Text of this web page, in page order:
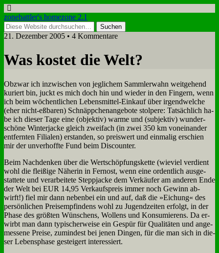
zonebattler's homezone 2.1
21. Dezember 2005 • 4 Kommentare
Was ko­stet die Welt?
Ob­zwar ich in­zwi­schen von jeg­li­chem Samm­ler­wahn weit­ge­hend
ku­riert bin, juckt es mich doch hin und wie­der in den Fin­gern, wenn
ich beim wö­chent­li­chen Le­bens­mit­tel-Ein­kauf über ir­gend­wel­che
(eher nicht-eß­ba­ren) Schnäpp­chen­an­ge­bo­te stol­pe­re: Tat­säch­lich ha­
be ich die­ser Ta­ge ei­ne (ob­jek­tiv) war­me und (sub­jek­tiv) wun­der­
schö­ne Win­ter­jacke gleich zwei­fach (in zwei 350 km von­ein­an­der
ent­fern­ten Fi­lia­len) er­stan­den, so preis­wert und ein­ma­lig er­schien
mir der un­ver­hoff­te Fund beim Dis­coun­ter.
Beim Nach­den­ken über die Wert­schöp­fungs­ket­te (wie­viel ver­dient
wohl die flei­ßi­ge Nä­he­rin in Fern­ost, wenn ei­ne or­dent­lich aus­ge­
stat­te­te und ver­ar­bei­te­te Stepp­jacke dem Ver­käu­fer am an­de­ren En­de
der Welt bei EUR 14,95 Ver­kaufs­preis im­mer noch Ge­winn ab­
wirft!) fiel mir dann ne­ben­bei ein und auf, daß die »Ei­chung« des
per­sön­li­chen Preis­emp­fin­dens wohl zu Ju­gend­zei­ten er­folgt, in der
Pha­se des größ­ten Wün­schens, Wol­lens und Kon­su­mie­rens. Da er­
wirbt man dann ty­pi­scher­wei­se ein Ge­spür für Qua­li­tä­ten und an­ge­
mes­se­ne Prei­se, zu­min­dest bei je­nen Din­gen, für die man sich in die­
ser Le­bens­pha­se ge­stei­gert in­ter­es­siert.